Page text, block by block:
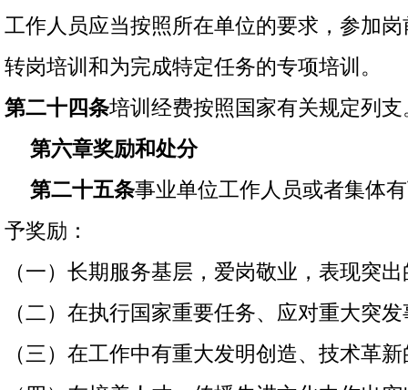
工作人员应当按照所在单位的要求，参加
转岗培训和为完成特定任务的专项培训。
第二十四条培训经费按照国家有关规定列支
第六章奖励和处分
第二十五条事业单位工作人员或者集体
予奖励：
（一）长期服务基层，爱岗敬业，表现突
（二）在执行国家重要任务、应对重大突
（三）在工作中有重大发明创造、技术革